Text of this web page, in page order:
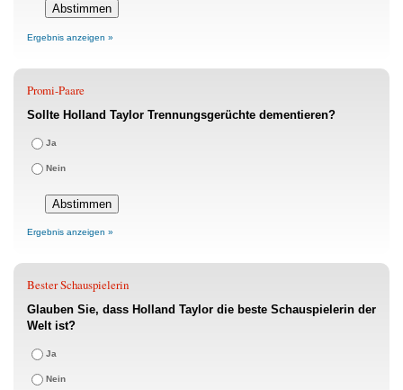
Ergebnis anzeigen »
Promi-Paare
Sollte Holland Taylor Trennungsgerüchte dementieren?
Ja
Nein
Ergebnis anzeigen »
Bester Schauspielerin
Glauben Sie, dass Holland Taylor die beste Schauspielerin der
Welt ist?
Ja
Nein